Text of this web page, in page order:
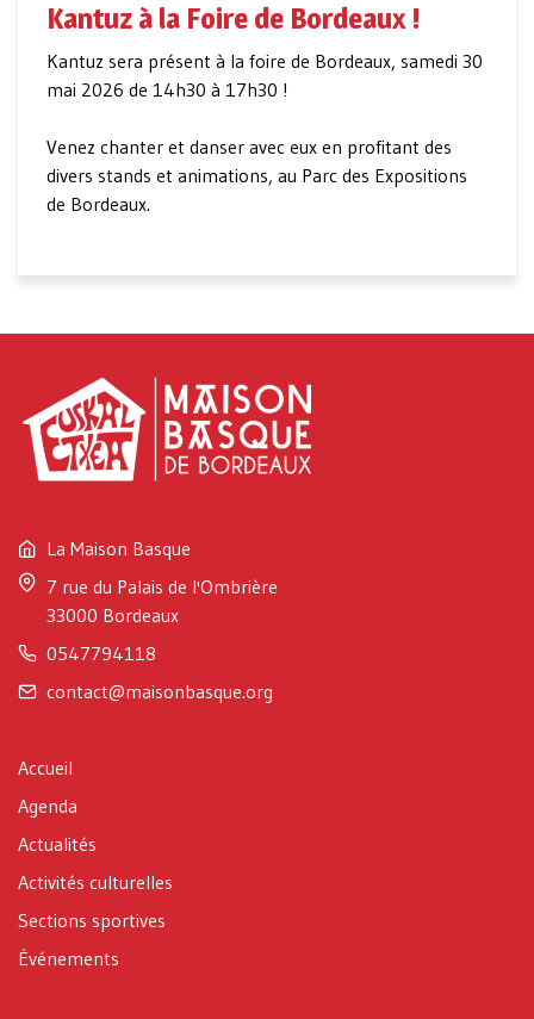
Kantuz à la Foire de Bordeaux !
Kantuz sera présent à la foire de Bordeaux, samedi 30
mai 2026 de 14h30 à 17h30 !
Venez chanter et danser avec eux en profitant des
divers stands et animations, au Parc des Expositions
de Bordeaux.
La Maison Basque
7 rue du Palais de l'Ombrière
33000 Bordeaux
0547794118
contact@maisonbasque.org
Accueil
Agenda
Actualités
Activités culturelles
Sections sportives
Événements